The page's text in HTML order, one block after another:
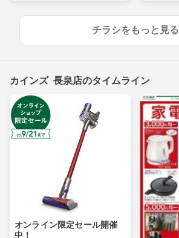
チラシをもっと見る
カインズ 長泉店のタイムライン
オンライン限定セール開催
中！